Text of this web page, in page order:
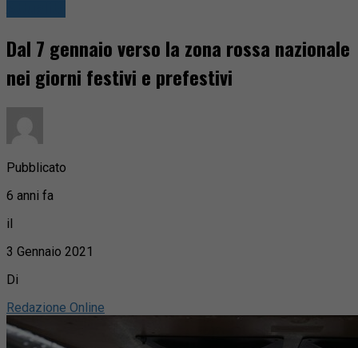
Dal 7 gennaio verso la zona rossa nazionale
nei giorni festivi e prefestivi
Pubblicato
6 anni fa
il
3 Gennaio 2021
Di
Redazione Online